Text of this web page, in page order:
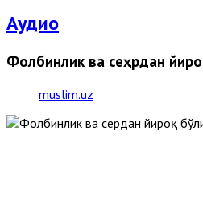
Аудио
Фолбинлик ва сеҳрдан
muslim.uz